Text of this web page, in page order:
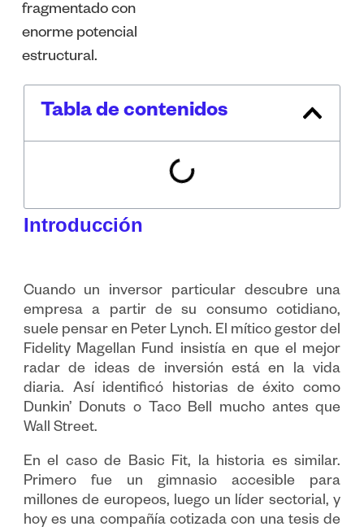
fragmentado con
enorme potencial
estructural.
Tabla de contenidos
Introducción
Cuando un inversor particular descubre una
empresa a partir de su consumo cotidiano,
suele pensar en Peter Lynch. El mítico gestor del
Fidelity Magellan Fund insistía en que el mejor
radar de ideas de inversión está en la vida
diaria. Así identificó historias de éxito como
Dunkin’ Donuts o Taco Bell mucho antes que
Wall Street.
En el caso de Basic Fit, la historia es similar.
Primero fue un gimnasio accesible para
millones de europeos, luego un líder sectorial, y
hoy es una compañía cotizada con una tesis de